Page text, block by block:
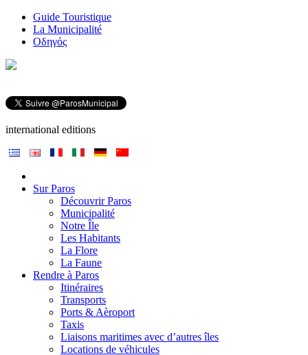
Guide Touristique
La Municipalité
Οδηγός
international editions
Sur Paros
Découvrir Paros
Municipalité
Notre Île
Les Habitants
La Flore
La Faune
Rendre à Paros
Itinéraires
Transports
Ports & Aèroport
Taxis
Liaisons maritimes avec d’autres îles
Locations de véhicules